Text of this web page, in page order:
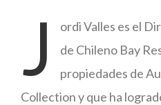
J
ordi Valles es el
de Chileno Bay
propiedades de
Collection y que ha